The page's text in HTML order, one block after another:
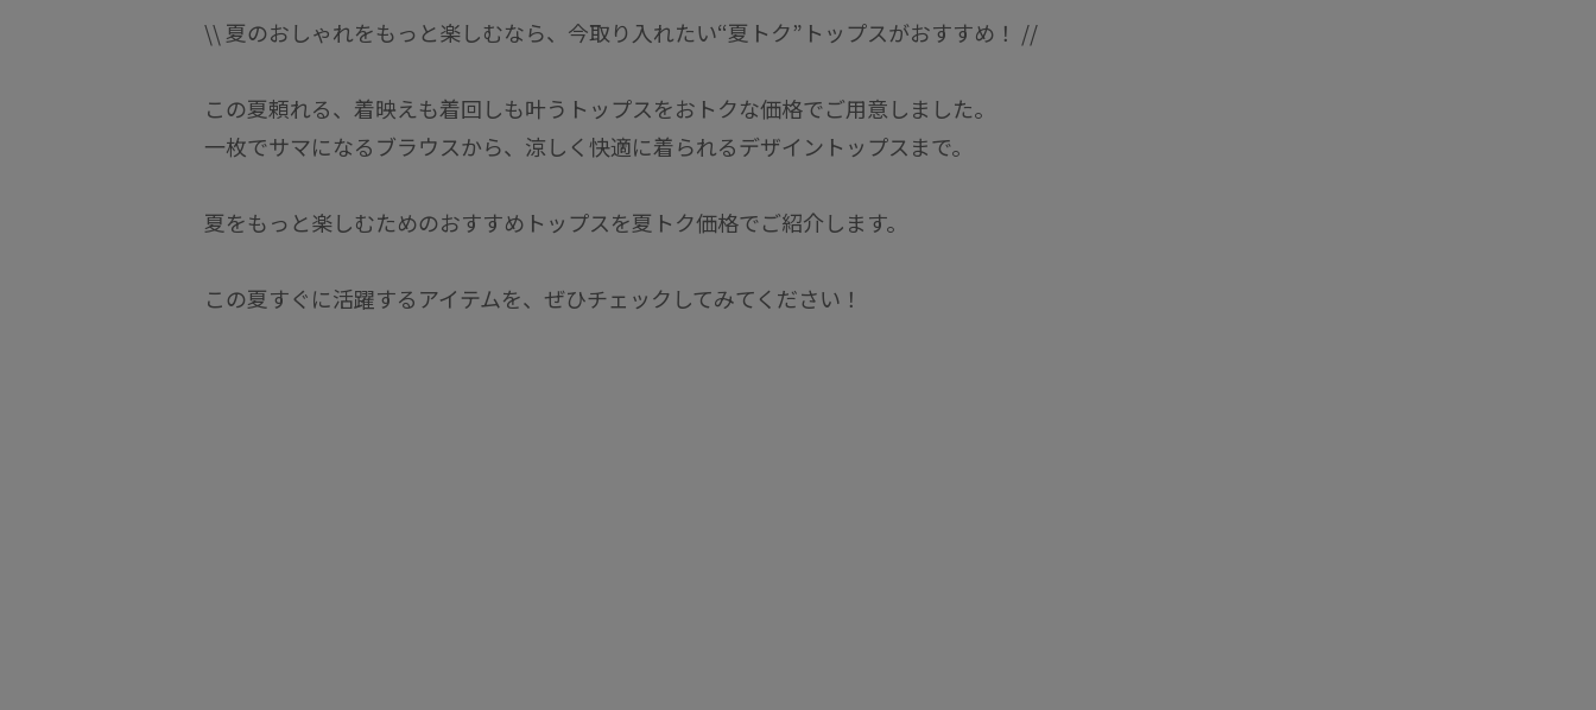
\\ 夏のおしゃれをもっと楽しむなら、今取り入れたい“夏トク”トップスがおすすめ！ //
この夏頼れる、着映えも着回しも叶うトップスをおトクな価格でご用意しました。
一枚でサマになるブラウスから、涼しく快適に着られるデザイントップスまで。
夏をもっと楽しむためのおすすめトップスを夏トク価格でご紹介します。
この夏すぐに活躍するアイテムを、ぜひチェックしてみてください！